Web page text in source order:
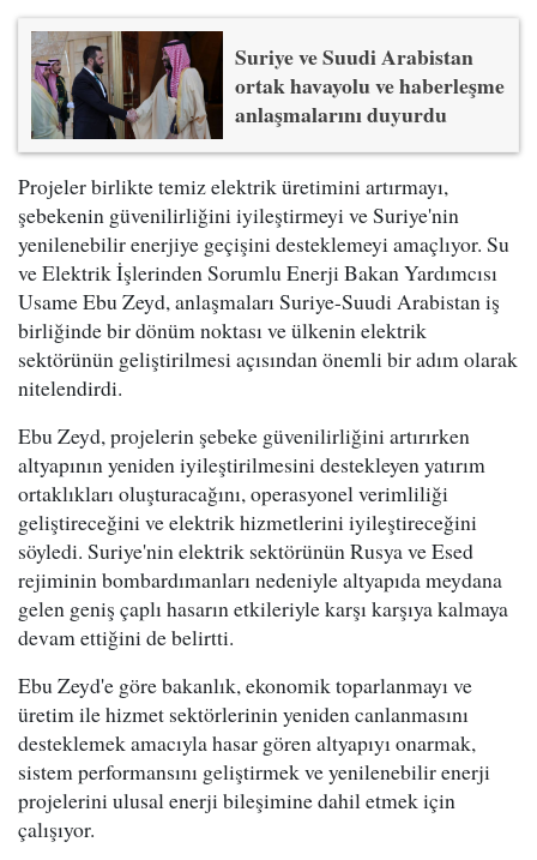
Suriye ve Suudi Arabistan
ortak havayolu ve haberleşme
anlaşmalarını duyurdu
Projeler birlikte temiz elektrik üretimini artırmayı,
şebekenin güvenilirliğini iyileştirmeyi ve Suriye'nin
yenilenebilir enerjiye geçişini desteklemeyi amaçlıyor. Su
ve Elektrik İşlerinden Sorumlu Enerji Bakan Yardımcısı
Usame Ebu Zeyd, anlaşmaları Suriye-Suudi Arabistan iş
birliğinde bir dönüm noktası ve ülkenin elektrik
sektörünün geliştirilmesi açısından önemli bir adım olarak
nitelendirdi.
Ebu Zeyd, projelerin şebeke güvenilirliğini artırırken
altyapının yeniden iyileştirilmesini destekleyen yatırım
ortaklıkları oluşturacağını, operasyonel verimliliği
geliştireceğini ve elektrik hizmetlerini iyileştireceğini
söyledi. Suriye'nin elektrik sektörünün Rusya ve Esed
rejiminin bombardımanları nedeniyle altyapıda meydana
gelen geniş çaplı hasarın etkileriyle karşı karşıya kalmaya
devam ettiğini de belirtti.
Ebu Zeyd'e göre bakanlık, ekonomik toparlanmayı ve
üretim ile hizmet sektörlerinin yeniden canlanmasını
desteklemek amacıyla hasar gören altyapıyı onarmak,
sistem performansını geliştirmek ve yenilenebilir enerji
projelerini ulusal enerji bileşimine dahil etmek için
çalışıyor.